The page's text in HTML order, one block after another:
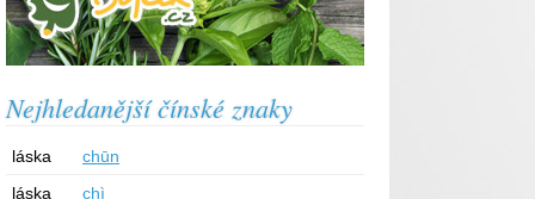
Nejhledanější čínské znaky
láska
chūn
láska
chì